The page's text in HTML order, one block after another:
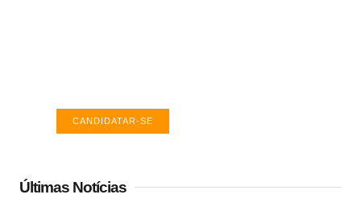
CANDIDATAR-SE
Últimas Notícias